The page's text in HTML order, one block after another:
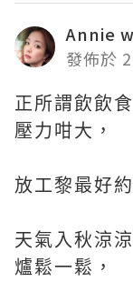
Annie
發佈於
正所謂飲飲
壓力咁大，
放工黎最好
天氣入秋涼
爐鬆一鬆，